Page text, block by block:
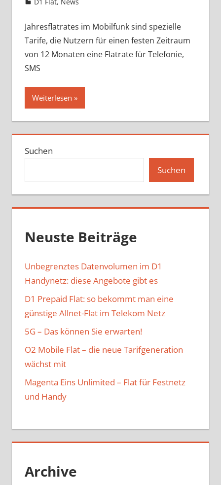
Jahresflatrates im Mobilfunk sind spezielle
Tarife, die Nutzern für einen festen Zeitraum
von 12 Monaten eine Flatrate für Telefonie,
SMS
Weiterlesen
Suchen
Suchen
Neuste Beiträge
Unbegrenztes Datenvolumen im D1
Handynetz: diese Angebote gibt es
D1 Prepaid Flat: so bekommt man eine
günstige Allnet-Flat im Telekom Netz
5G – Das können Sie erwarten!
O2 Mobile Flat – die neue Tarifgeneration
wächst mit
Magenta Eins Unlimited – Flat für Festnetz
und Handy
Archive